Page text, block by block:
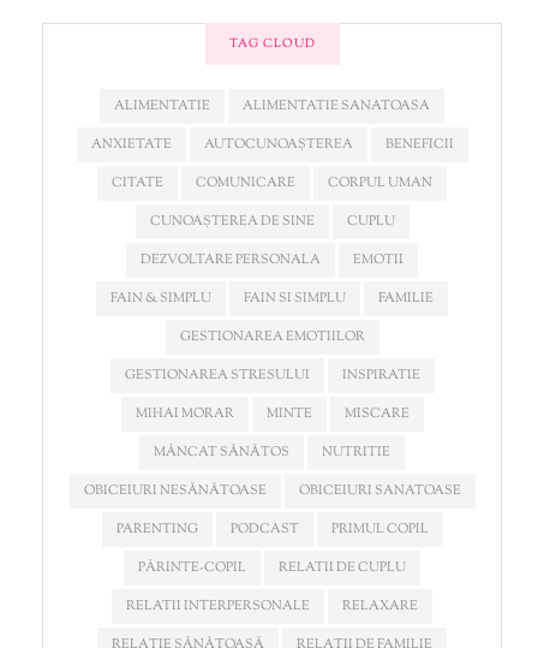
TAG CLOUD
ALIMENTATIE
ALIMENTATIE SANATOASA
ANXIETATE
AUTOCUNOAȘTEREA
BENEFICII
CITATE
COMUNICARE
CORPUL UMAN
CUNOAȘTEREA DE SINE
CUPLU
DEZVOLTARE PERSONALA
EMOTII
FAIN & SIMPLU
FAIN SI SIMPLU
FAMILIE
GESTIONAREA EMOTIILOR
GESTIONAREA STRESULUI
INSPIRATIE
MIHAI MORAR
MINTE
MISCARE
MÂNCAT SĂNĂTOS
NUTRITIE
OBICEIURI NESĂNĂTOASE
OBICEIURI SANATOASE
PARENTING
PODCAST
PRIMUL COPIL
PĂRINTE-COPIL
RELATII DE CUPLU
RELATII INTERPERSONALE
RELAXARE